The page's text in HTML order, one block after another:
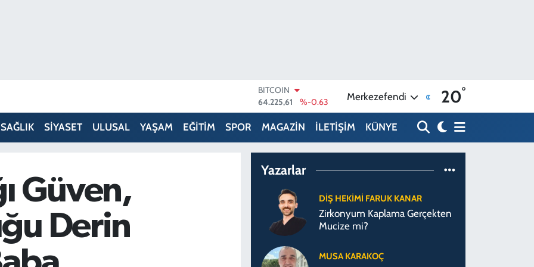
BITCOIN
64.225,61
%-0.63
DOLAR
47,6704
%0
64,2143
%0
6510.40
%0.45
BİST100
13.799
%70
Merkezefendi 20°
SAĞLIK SİYASET ULUSAL YAŞAM EĞİTİM SPOR MAGAZİN İLETİŞİM KÜNYE
Güven,
Derin
Yazarlar
DİŞ HEKİMİ FARUK KANAR
Zirkonyum Kaplama Gerçekten
Mucize mi?
MUSA KARAKOÇ